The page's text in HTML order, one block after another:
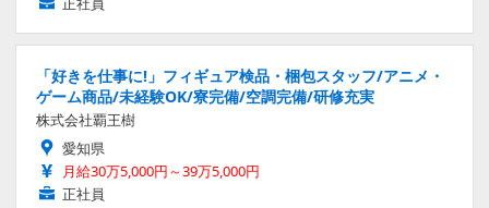
「好きを仕事に!」フィギュア検品・梱包スタッフ/アニメ・
ゲーム商品/未経験OK/寮完備/空調完備/研修充実
株式会社覇王樹
愛知県
月給30万5,000円～39万5,000円
正社員